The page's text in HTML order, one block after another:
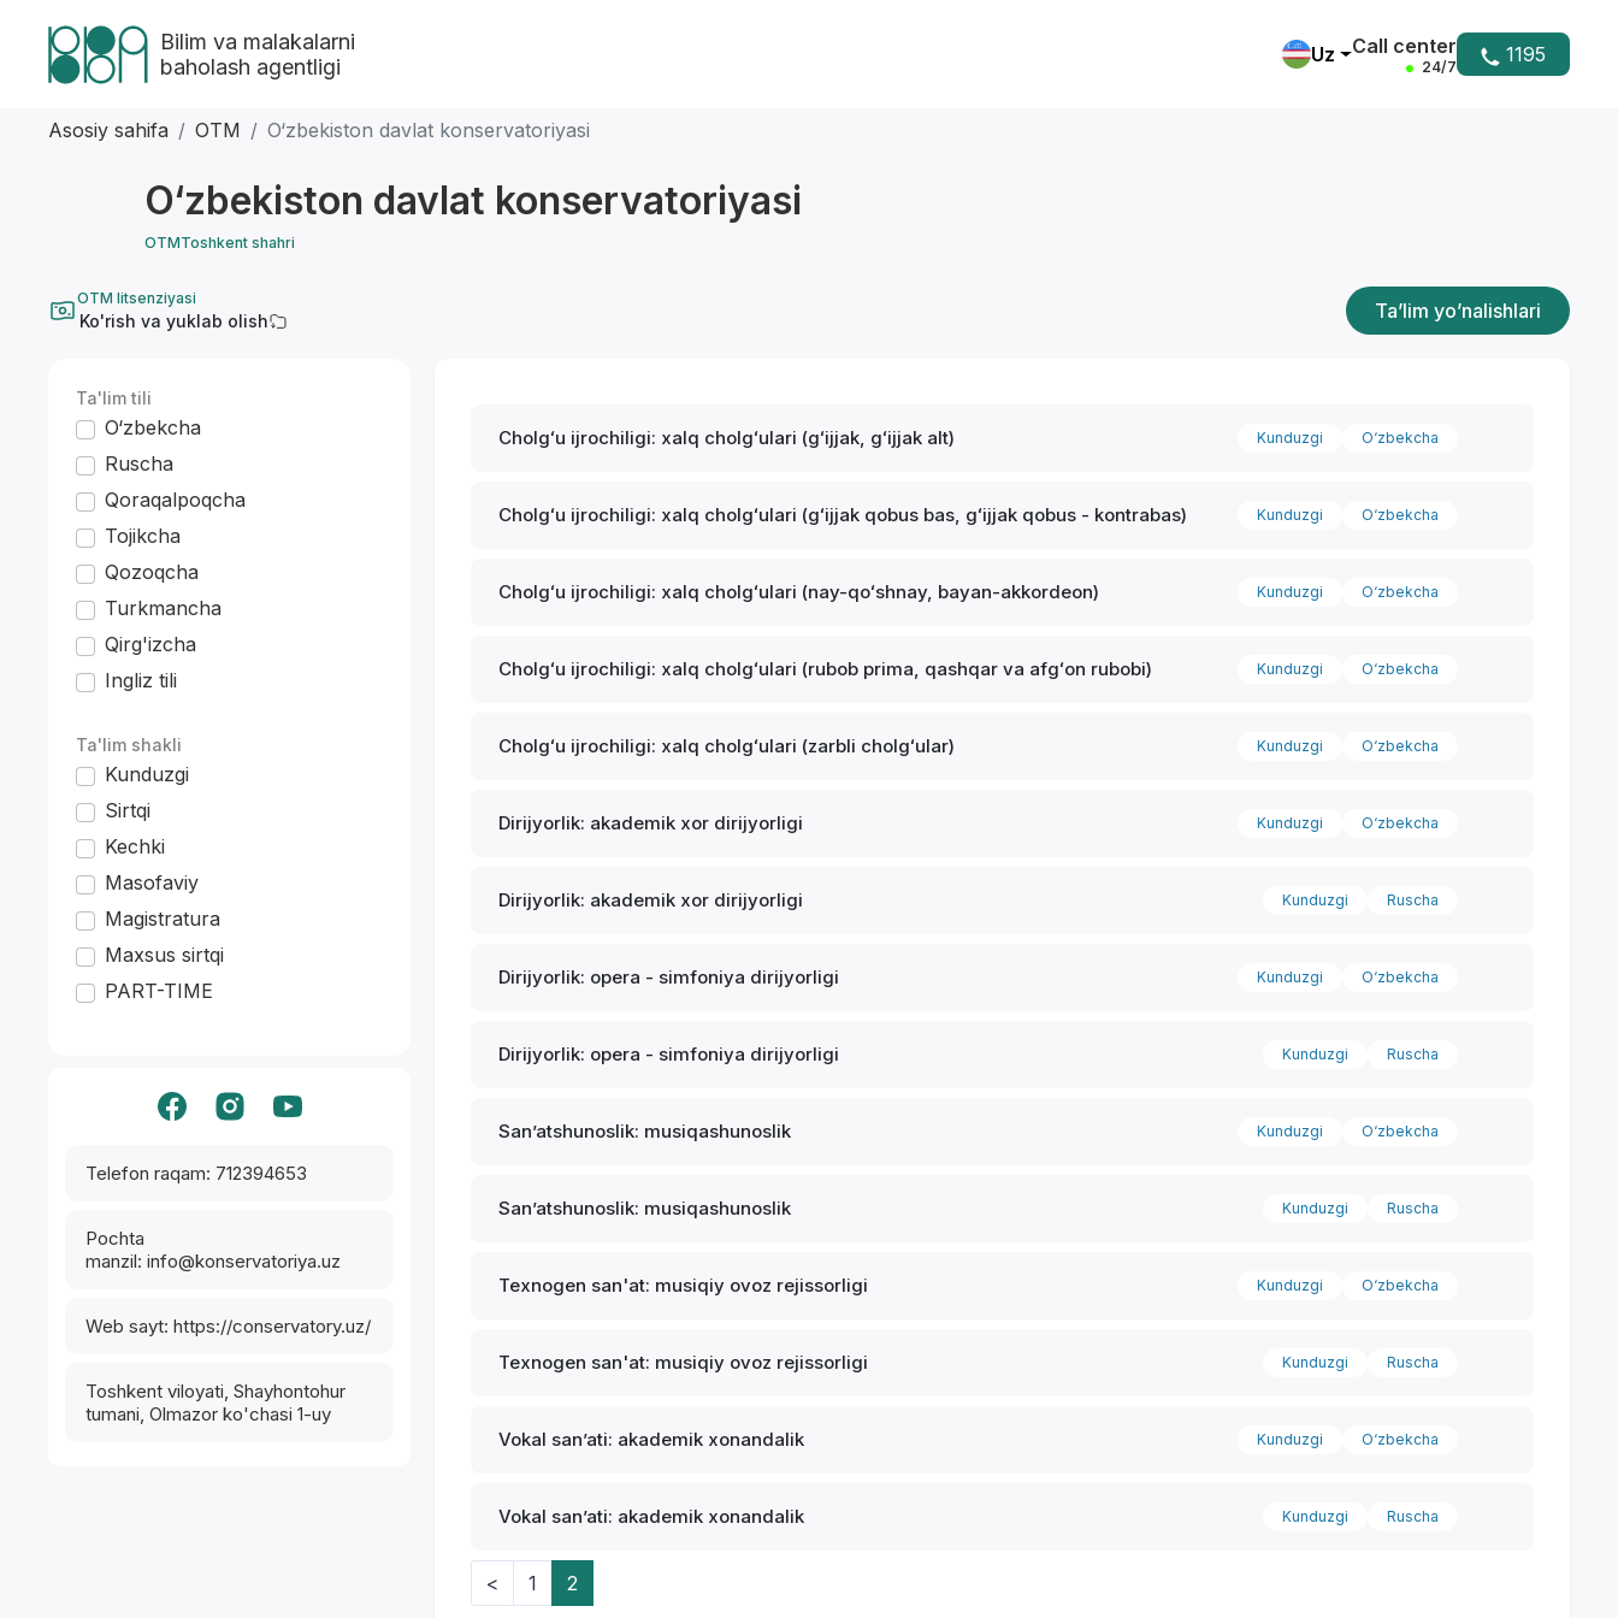
Bilim va malakalarni
baholash agentligi
Uz Call center
24/7 1195
Asosiy sahifa OTM O‘zbekiston davlat konservatoriyasi
O‘zbekiston davlat konservatoriyasi
OTMToshkent shahri
OTM litsenziyasi
Ko'rish va yuklab olish Ta’lim yo’nalishlari
Ta'lim tili
O‘zbekcha
Ruscha
Qoraqalpoqcha
Tojikcha
Qozoqcha
Turkmancha
Qirg'izcha
Ingliz tili
Ta'lim shakli
Kunduzgi
Sirtqi
Kechki
Masofaviy
Magistratura
Maxsus sirtqi
PART-TIME
Telefon raqam: 712394653
Pochta
manzil: info@konservatoriya.uz
Web sayt: https://conservatory.uz/
Toshkent viloyati, Shayhontohur
tumani, Olmazor ko'chasi 1-uy
Cholgʻu ijrochiligi: xalq cholgʻulari (gʻijjak, gʻijjak alt) Kunduzgi O‘zbekcha
Cholgʻu ijrochiligi: xalq cholgʻulari (gʻijjak qobus bas, gʻijjak qobus - kontrabas) Kunduzgi O‘zbekcha
Cholgʻu ijrochiligi: xalq cholgʻulari (nay-qoʻshnay, bayan-akkordeon) Kunduzgi O‘zbekcha
Cholgʻu ijrochiligi: xalq cholgʻulari (rubob prima, qashqar va afgʻon rubobi) Kunduzgi O‘zbekcha
Cholgʻu ijrochiligi: xalq cholgʻulari (zarbli cholgʻular) Kunduzgi O‘zbekcha
Dirijyorlik: akademik xor dirijyorligi Kunduzgi O‘zbekcha
Dirijyorlik: akademik xor dirijyorligi Kunduzgi Ruscha
Dirijyorlik: opera - simfoniya dirijyorligi Kunduzgi O‘zbekcha
Dirijyorlik: opera - simfoniya dirijyorligi Kunduzgi Ruscha
Sanʼatshunoslik: musiqashunoslik Kunduzgi O‘zbekcha
Sanʼatshunoslik: musiqashunoslik Kunduzgi Ruscha
Texnogen san'at: musiqiy ovoz rejissorligi Kunduzgi O‘zbekcha
Texnogen san'at: musiqiy ovoz rejissorligi Kunduzgi Ruscha
Vokal sanʼati: akademik xonandalik Kunduzgi O‘zbekcha
Vokal sanʼati: akademik xonandalik Kunduzgi Ruscha
< 1 2
Yordam markazi